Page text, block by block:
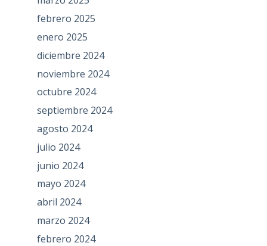
febrero 2025
enero 2025
diciembre 2024
noviembre 2024
octubre 2024
septiembre 2024
agosto 2024
julio 2024
junio 2024
mayo 2024
abril 2024
marzo 2024
febrero 2024